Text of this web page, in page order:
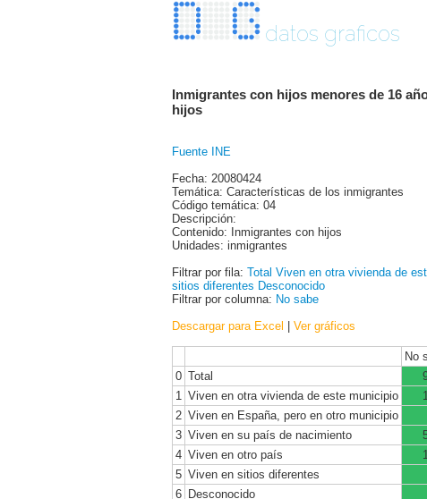
datos graficos
Inmigrantes con hijos menores de 16
hijos
Fuente INE
Fecha: 20080424
Temática: Características de los inmigrantes
Código temática: 04
Descripción:
Contenido: Inmigrantes con hijos
Unidades: inmigrantes
Filtrar por fila: Total Viven en otra vivienda de
sitios diferentes Desconocido
Filtrar por columna: No sabe
Descargar para Excel | Ver gráficos
No
0 Total
1 Viven en otra vivienda de este municipio
2 Viven en España, pero en otro municipio
3 Viven en su país de nacimiento
4 Viven en otro país
5 Viven en sitios diferentes
6 Desconocido